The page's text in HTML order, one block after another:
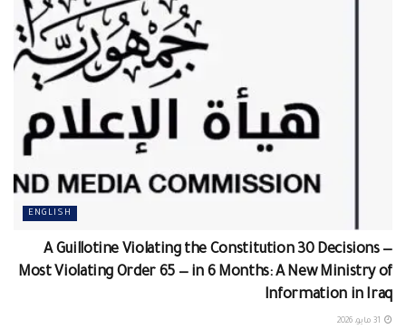
ENGLISH
A Guillotine Violating the Constitution 30 Decisions —
Most Violating Order 65 — in 6 Months: A New Ministry of
Information in Iraq